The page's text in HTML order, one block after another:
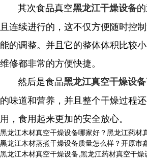
其次食品真空黑龙江干燥设备
且连续进行的，这不仅方便随时控
能的调整。并且它的整体体积比较
维修都非常的方便快捷。
然后是食品黑龙江真空干燥设备
的味道和营养，并且整个干燥过程
用，食用起来更加的安全放心。
黑龙江木材真空干燥设备哪家好？黑龙江药材
黑龙江木材蒸煮干燥设备质量怎么样？开原市
黑龙江木材真空干燥设备,黑龙江药材真空干